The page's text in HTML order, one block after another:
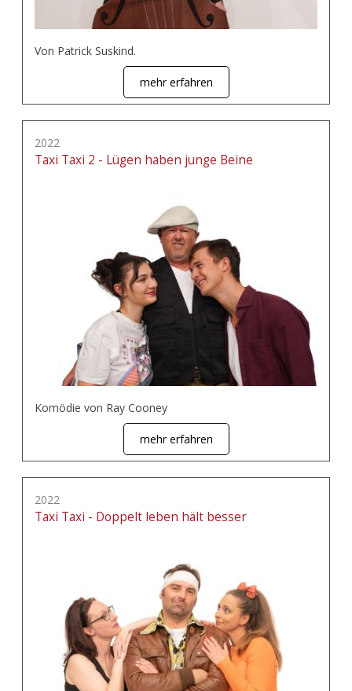
Von Patrick Suskind.
mehr erfahren
2022
Taxi Taxi 2 - Lügen haben junge Beine
Komödie von Ray Cooney
mehr erfahren
2022
Taxi Taxi - Doppelt leben hält besser